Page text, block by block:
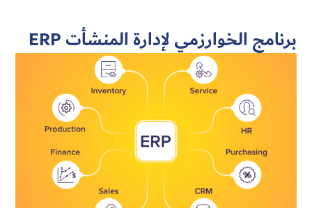
برنامج الخوارزمي لإدارة المنشأتERP